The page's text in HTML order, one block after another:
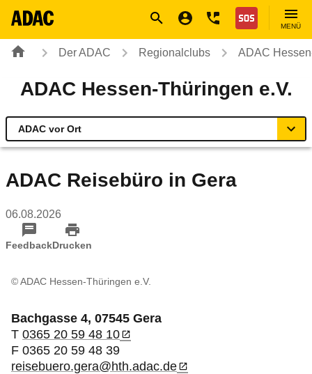
Nothilfe
MENÜ
Der ADAC Regionalclubs ADAC
ADAC Hessen-Thüringen e.V.
ADAC vor Ort
Reisen & Freizeit
Sicherheit & Mobilität
Produkte & Services
Motorsport & Ortsclubs
ADAC Reisebüro in Gera
06.08.2026
FeedbackDrucken
© ADAC Hessen-Thüringen e.V.
Bachgasse 4, 07545 Gera
T 0365 20 59 48 10
F 0365 20 59 48 39
reisebuero.gera@hth.adac.de